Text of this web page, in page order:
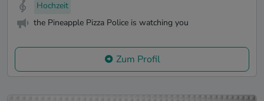
Hochzeit
the Pineapple Pizza Police is watching you
Zum Profil